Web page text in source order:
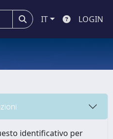
IT LOGIN
identificativo per